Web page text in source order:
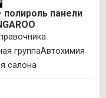
панели
группаАвтохимия
салона